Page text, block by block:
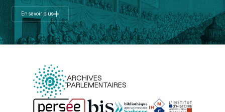
En savoir plus
ARCHIVES
PARLEMENTAIRES